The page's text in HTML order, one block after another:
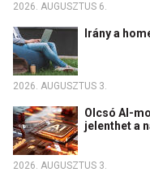
2026. AUGUSZTUS 6.
Irány a
2026. AUGUSZTUS 3.
Olcsó AI-
jelenthet a
2026. AUGUSZTUS 3.